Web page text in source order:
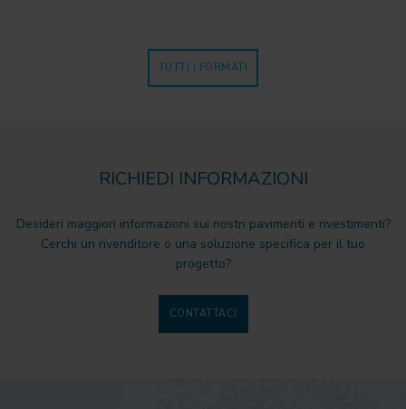
TUTTI I FORMATI
RICHIEDI INFORMAZIONI
Desideri maggiori informazioni sui nostri pavimenti e rivestimenti?
Cerchi un rivenditore o una soluzione specifica per il tuo
progetto?
CONTATTACI